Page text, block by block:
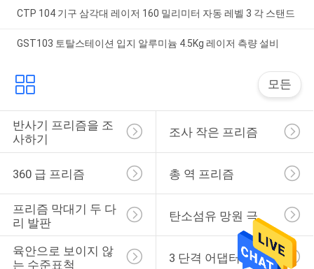
CTP 104 기구 삼각대 레이저 160 밀리미터 자동 레벨 3 각 스탠드
GST103 토탈스테이션 입지 알루미늄 4.5Kg 레이저 측량 설비
모든
반사기 프리즘을 조
사하기
조사 작은 프리즘
360 급 프리즘 총 역 프리즘
프리즘 막대기 두 다
리 발판
탄소섬유 망원 극
육안으로 보이지 않
는 수준표척
3 단격 어댑터